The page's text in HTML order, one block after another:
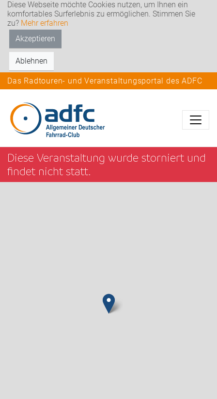
Diese Webseite möchte Cookies nutzen, um Ihnen ein
komfortables Surferlebnis zu ermöglichen. Stimmen Sie
zu? Mehr erfahren
Akzeptieren
Ablehnen
Das Radtouren- und Veranstaltungsportal des ADFC
Diese Veranstaltung wurde storniert und
findet nicht statt.